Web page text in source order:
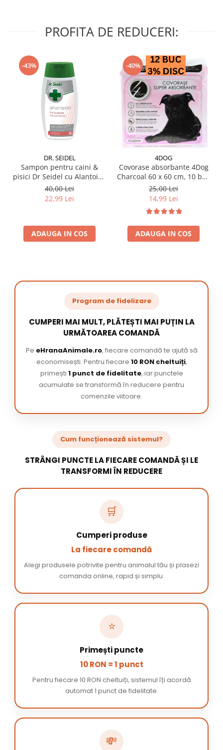
PROFITA DE REDUCERI:
-43%
DR. SEIDEL
Sampon pentru caini &
pisici Dr Seidel cu Alantoina
220 ml
40,00 Lei
22,99 Lei
ADAUGA IN COS
-40%
4DOG
Covorase absorbante 4Dog
Charcoal 60 x 60 cm, 10 buc
/ pachet
25,00 Lei
14,99 Lei
ADAUGA IN COS
Program de fidelizare
CUMPERI MAI MULT, PLĂTEȘTI MAI PUȚIN LA
URMĂTOAREA COMANDĂ
Pe eHranaAnimale.ro, fiecare comandă te ajută să
economisești. Pentru fiecare 10 RON cheltuiți,
primești 1 punct de fidelitate, iar punctele
acumulate se transformă în reducere pentru
comenzile viitoare.
Cum funcționează sistemul?
STRÂNGI PUNCTE LA FIECARE COMANDĂ ȘI LE
TRANSFORMI ÎN REDUCERE
🛒
Cumperi produse
La fiecare comandă
Alegi produsele potrivite pentru animalul tău și plasezi
comanda online, rapid și simplu.
⭐
Primești puncte
10 RON = 1 punct
Pentru fiecare 10 RON cheltuiți, sistemul îți acordă
automat 1 punct de fidelitate.
💸